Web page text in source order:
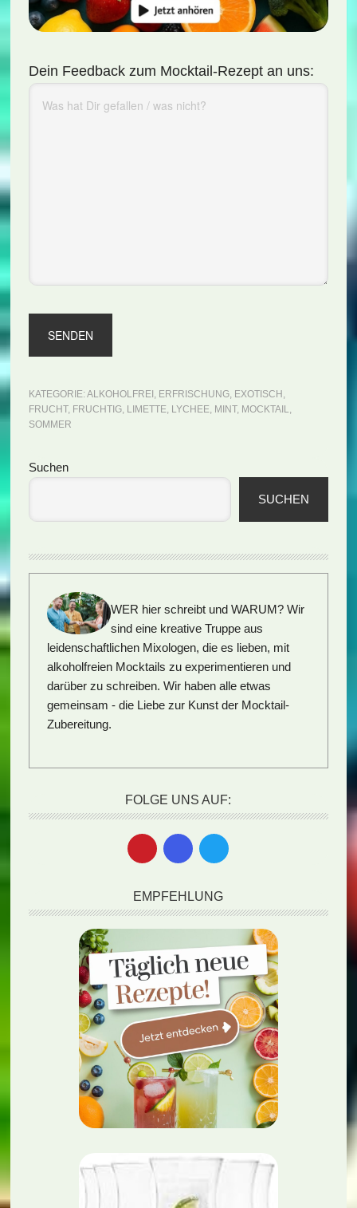
Dein Feedback zum Mocktail-Rezept an uns:
KATEGORIE: ALKOHOLFREI , ERFRISCHUNG, EXOTISCH ,
FRUCHT, FRUCHTIG, LIMETTE, LYCHEE, MINT, MOCKTAIL,
SOMMER
Seitenspalte
Suchen
SUCHEN
WER hier schreibt und WARUM? Wir
sind eine kreative Truppe aus
leidenschaftlichen Mixologen, die es lieben, mit
alkoholfreien Mocktails zu experimentieren und
darüber zu schreiben. Wir haben alle etwas
gemeinsam - die Liebe zur Kunst der Mocktail-
Zubereitung.
FOLGE UNS AUF:
EMPFEHLUNG